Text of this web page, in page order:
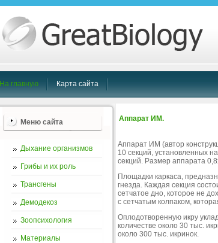
На главную Карта сайта
Аппарат ИМ.
Аппарат ИМ (автор
10 секций, установленных
секций. Размер аппарата
Площадки каркаса,
гнезда. Каждая секция
сетчатое дно, которое не
с сетчатым колпаком,
Оплодотворенную икру
количестве около 30 тыс.
около 300 тыс. икринок.
Меню сайта
Дыхание организмов
Грибы и их роль
Трансгены
Демодекоз
Зоопсихология
Материалы